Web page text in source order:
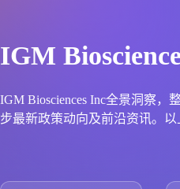
产品立项评估及管线规划
投资决策与交易估值
深度分析
投融资
时讯
基于市场数据，为您提供全面的市场
政策法规
王中健
IGM
IGM Biosciences Inc全景洞察，
步最新政策动向及前沿资讯。以